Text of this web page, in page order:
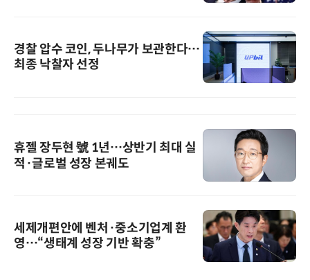
경찰 압수 코인, 두나무가 보관한다…
최종 낙찰자 선정
휴젤 장두현 號 1년…상반기 최대 실
적·글로벌 성장 본궤도
세제개편안에 벤처·중소기업계 환
영…“생태계 성장 기반 확충”